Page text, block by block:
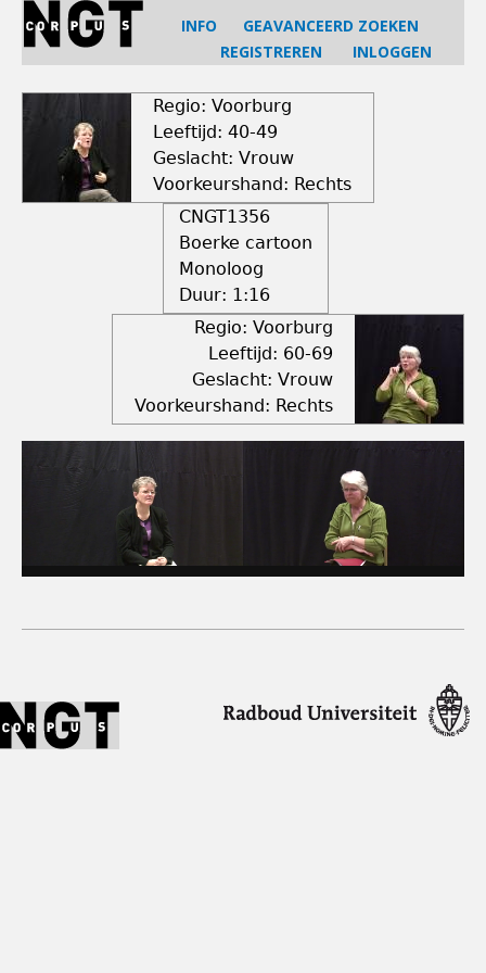
Jump
navigation
INFO
GEAVANCEERD ZOEKEN
REGISTREREN
INLOGGEN
Regio: Voorburg
Leeftijd: 40-49
Geslacht: Vrouw
Voorkeurshand: Rechts
CNGT1356
Boerke cartoon
Monoloog
Duur: 1:16
Regio: Voorburg
Leeftijd: 60-69
Geslacht: Vrouw
Voorkeurshand: Rechts